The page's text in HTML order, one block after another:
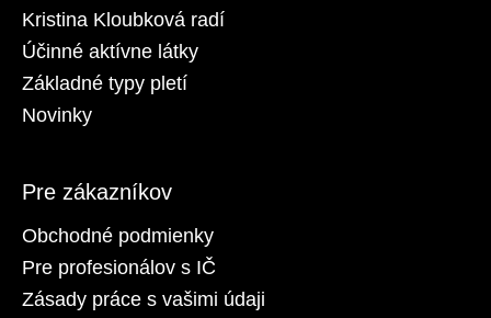
Kristina Kloubková radí
Účinné aktívne látky
Základné typy pletí
Novinky
Pre zákazníkov
Obchodné podmienky
Pre profesionálov s IČ
Zásady práce s vašimi údaji